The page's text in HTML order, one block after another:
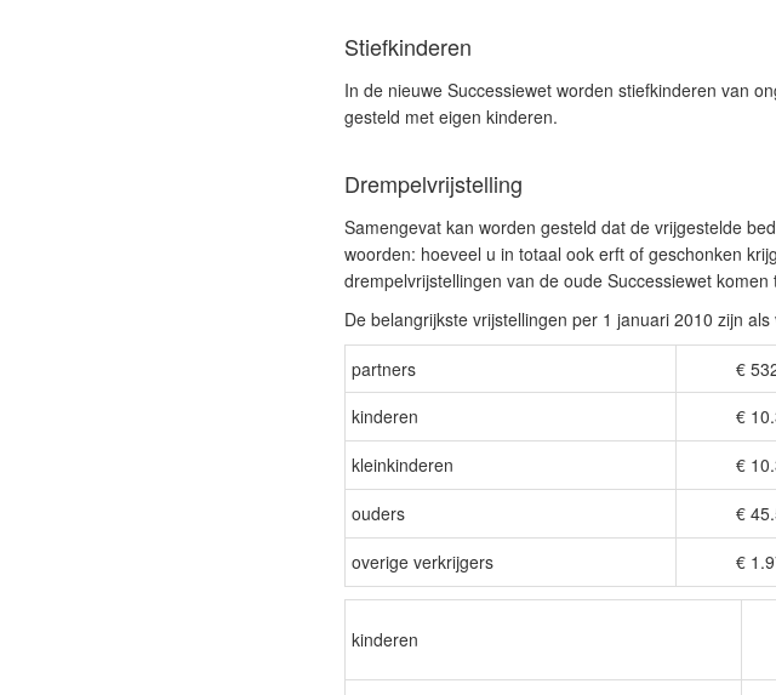
Stiefkinderen
In de nieuwe Successiewet worden stiefkinderen van
gesteld met eigen kinderen.
Drempelvrijstelling
Samengevat kan worden gesteld dat de vrijgestelde
woorden: hoeveel u in totaal ook erft of geschonken
drempelvrijstellingen van de oude Successiewet komen
De belangrijkste vrijstellingen per 1 januari 2010 zijn als
partners €
kinderen
€
kleinkinderen
€
ouders
€
overige verkrijgers
€
kinderen